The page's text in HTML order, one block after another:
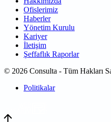
Ofislerimiz
Haberler
Yönetim Kurulu
Kariyer
İletişim
Şeffaflık Raporlar
© 2026 Consulta - Tüm Hakları
Politikalar